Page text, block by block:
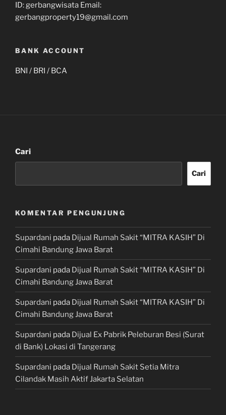
ID: gerbangwisata Email:
gerbangproperty19@gmail.com
BANK ACCOUNT
BNI / BRI / BCA
Cari
Cari
KOMENTAR PENGUNJUNG
Supardani pada Dijual Rumah Sakit “MITRA KASIH” Di
Cimahi Bandung Jawa Barat
Supardani pada Dijual Rumah Sakit “MITRA KASIH” Di
Cimahi Bandung Jawa Barat
Supardani pada Dijual Rumah Sakit “MITRA KASIH” Di
Cimahi Bandung Jawa Barat
Supardani pada Dijual Ex Pabrik Peleburan Besi (Surat
di Bank) Lokasi di Tangerang
Supardani pada Dijual Rumah Sakit Setia Mitra
Cilandak Masih Aktif Jakarta Selatan